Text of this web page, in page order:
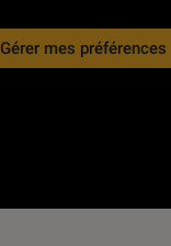
Gérer mes préférences